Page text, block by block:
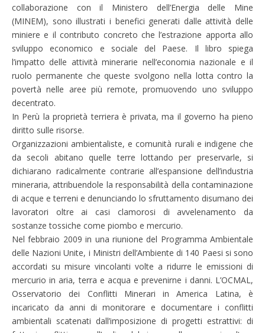
collaborazione con il Ministero dell’Energia delle Mine
(MINEM), sono illustrati i benefici generati dalle attività delle
miniere e il contributo concreto che l’estrazione apporta allo
sviluppo economico e sociale del Paese. Il libro spiega
l’impatto delle attività minerarie nell’economia nazionale e il
ruolo permanente che queste svolgono nella lotta contro la
povertà nelle aree più remote, promuovendo uno sviluppo
decentrato.
In Perù la proprietà terriera è privata, ma il governo ha pieno
diritto sulle risorse.
Organizzazioni ambientaliste, e comunità rurali e indigene che
da secoli abitano quelle terre lottando per preservarle, si
dichiarano radicalmente contrarie all’espansione dell’industria
mineraria, attribuendole la responsabilità della contaminazione
di acque e terreni e denunciando lo sfruttamento disumano dei
lavoratori oltre ai casi clamorosi di avvelenamento da
sostanze tossiche come piombo e mercurio.
Nel febbraio 2009 in una riunione del Programma Ambientale
delle Nazioni Unite, i Ministri dell’Ambiente di 140 Paesi si sono
accordati su misure vincolanti volte a ridurre le emissioni di
mercurio in aria, terra e acqua e prevenirne i danni. L’OCMAL,
Osservatorio dei Conflitti Minerari in America Latina, è
incaricato da anni di monitorare e documentare i conflitti
ambientali scatenati dall’imposizione di progetti estrattivi: di